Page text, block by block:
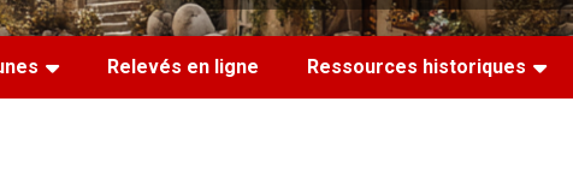
Relevés en ligne Ressources historiques